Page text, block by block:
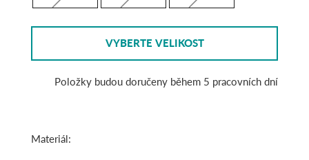
VYBERTE VELIKOST
Položky budou doručeny během 5 pracovních dní
Materiál: